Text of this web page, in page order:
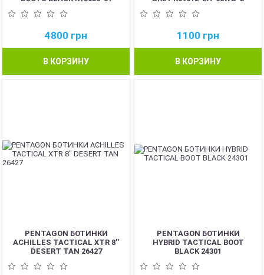
4800 грн
В КОРЗИНУ
1100 грн
В КОРЗИНУ
PENTAGON БОТИНКИ
ACHILLES TACTICAL XTR 8''
DESERT TAN 26427
PENTAGON БОТИНКИ
HYBRID TACTICAL BOOT
BLACK 24301